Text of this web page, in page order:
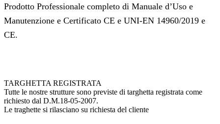
Prodotto Professionale completo di Manuale d’Uso e
Manutenzione e Certificato CE e UNI-EN 14960/2019 e
CE.
TARGHETTA REGISTRATA
Tutte le nostre strutture sono previste di targhetta registrata come
richiesto dal D.M.18-05-2007.
Le traghette si rilasciano su richiesta del cliente